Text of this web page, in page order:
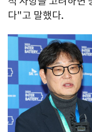
다"고 말했다.